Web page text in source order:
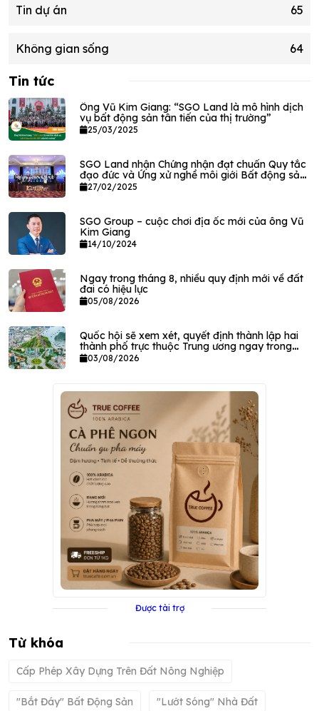
Tin dự án 65
Không gian sống 64
Tin tức
Ông Vũ Kim Giang: “SGO Land là mô hình dịch
vụ bất động sản tân tiến của thị trường”
25/03/2025
SGO Land nhận Chứng nhận đạt chuẩn Quy tắc
đạo đức và Ứng xử nghề môi giới Bất động sản
VPEC
27/02/2025
SGO Group – cuộc chơi địa ốc mới của ông Vũ
Kim Giang
14/10/2024
Ngay trong tháng 8, nhiều quy định mới về đất
đai có hiệu lực
05/08/2026
Quốc hội sẽ xem xét, quyết định thành lập hai
thành phố trực thuộc Trung ương ngay trong
tháng này
03/08/2026
Được tài trợ
Từ khóa
Cấp Phép Xây Dựng Trên Đất Nông Nghiệp
"bắt Đáy" Bất Động Sản "lướt Sóng" Nhà Đất